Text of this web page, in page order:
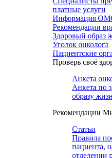
платные услуги
Информация
Рекомендации
Здоровый образ
Уголок онколога
Пациентские
Проверь своё
Анкета
Анкета по
образу
Рекомендации
Статьи
Правила
пациента,
отделении